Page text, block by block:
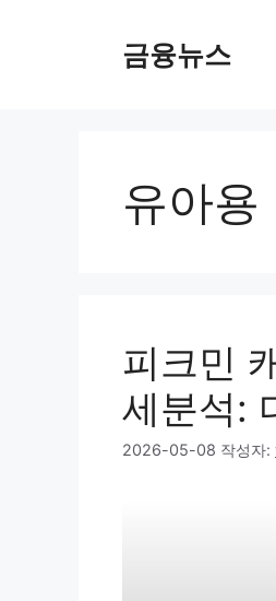
금융뉴스
유아용
피크민
세분석:
2026-05-08 작성자: